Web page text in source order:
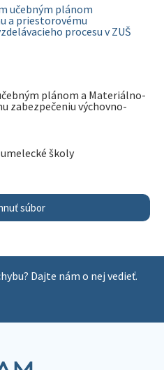
učebným plánom
a priestorovému
procesu v ZUŠ
plánom a Materiálno-
zabezpečeniu výchovno-
školy
súbor
Dajte nám o nej vedieť.